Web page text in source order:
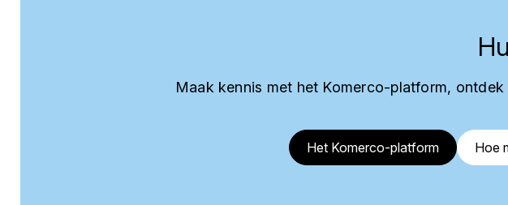
Maak kennis met het Komerco-platform,
Het Komerco-platform Hoe